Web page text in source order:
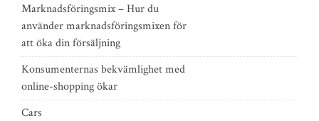
Marknadsföringsmix – Hur du
använder marknadsföringsmixen för
att öka din försäljning
Konsumenternas bekvämlighet med
online-shopping ökar
Cars